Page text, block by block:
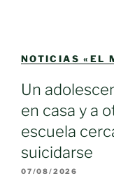
NOTICIAS «EL
Un
en casa y a
escuela
suicidarse
07/08/2026